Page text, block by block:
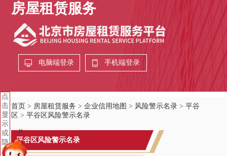
房屋租赁服务
电脑端登录 手机端登录
点
击
显
示
或
隐
藏
首页 > 房屋租赁服务 >企业信用地图 > 风险警示名录 >平谷
区 >平谷区风险警示名录
平谷区风险警示名录
+